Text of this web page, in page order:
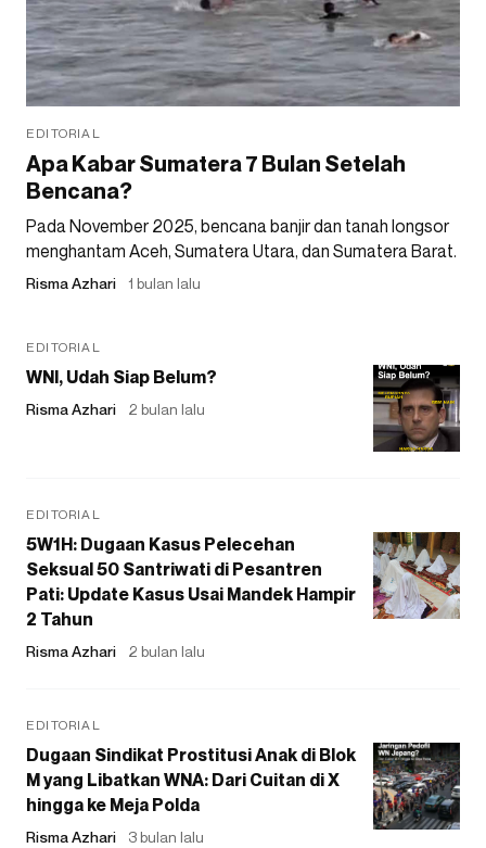
EDITORIAL
Apa Kabar Sumatera 7 Bulan Setelah
Bencana?
Pada November 2025, bencana banjir dan tanah longsor
menghantam Aceh, Sumatera Utara, dan Sumatera Barat.
Risma Azhari 1 bulan lalu
EDITORIAL
WNI, Udah Siap Belum?
Risma Azhari 2 bulan lalu
EDITORIAL
5W1H: Dugaan Kasus Pelecehan
Seksual 50 Santriwati di Pesantren
Pati: Update Kasus Usai Mandek Hampir
2 Tahun
Risma Azhari 2 bulan lalu
EDITORIAL
Dugaan Sindikat Prostitusi Anak di Blok
M yang Libatkan WNA: Dari Cuitan di X
hingga ke Meja Polda
Risma Azhari 3 bulan lalu